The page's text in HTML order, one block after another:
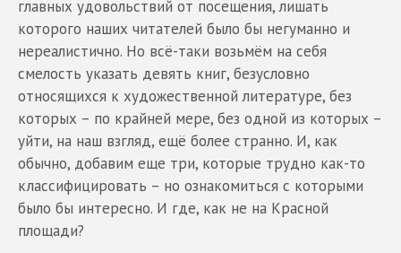
главных удовольствий от посещения, лишать
которого наших читателей было бы негуманно и
нереалистично. Но всё-таки возьмём на себя
смелость указать девять книг, безусловно
относящихся к художественной литературе, без
которых – по крайней мере, без одной из которых –
уйти, на наш взгляд, ещё более странно. И, как
обычно, добавим еще три, которые трудно как-то
классифицировать – но ознакомиться с которыми
было бы интересно. И где, как не на Красной
площади?